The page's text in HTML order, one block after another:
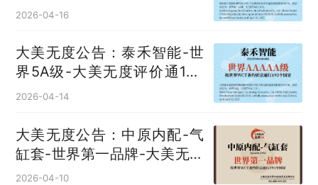
评价通193国
2026-04-16
大美无度公告：泰禾智能-世
界5A级-大美无度评价通193
国
2026-04-14
大美无度公告：中原内配-气
缸套‌-世界第一品牌-大美无度
评价通193国
2026-04-10